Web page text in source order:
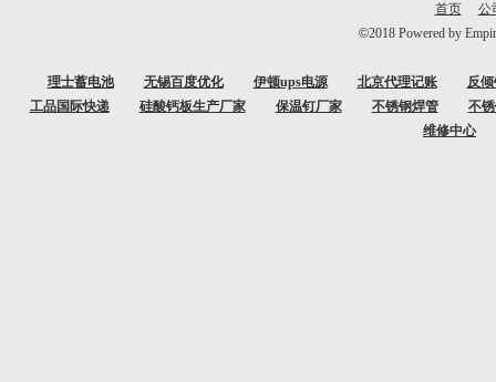
首页
公
©2018 Powered by
理士蓄电池 无锡百度优化 伊顿ups电源 北京代理记账
反
工品国际快递
硅酸钙板生产厂家 保温钉厂家 不锈钢焊管
不
维修中心